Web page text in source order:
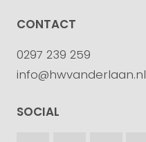
CONTACT
0297 239 259
info@hwvanderlaan.nl
SOCIAL